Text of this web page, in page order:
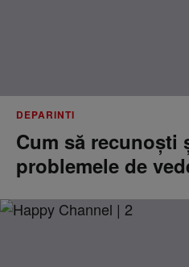
DEPARINTI
Cum să recunoști
problemele de